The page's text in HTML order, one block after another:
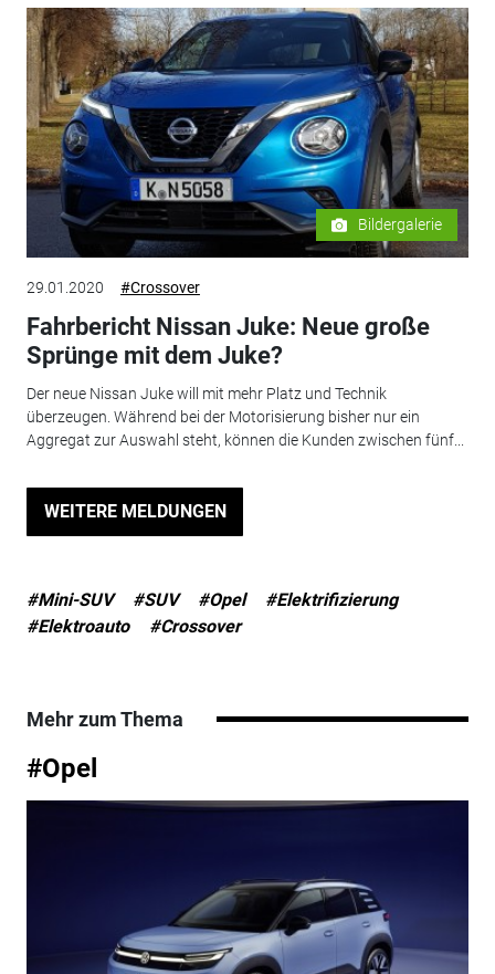
Bildergalerie
29.01.2020 #Crossover
Fahrbericht Nissan Juke: Neue große
Sprünge mit dem Juke?
Der neue Nissan Juke will mit mehr Platz und Technik
überzeugen. Während bei der Motorisierung bisher nur ein
Aggregat zur Auswahl steht, können die Kunden zwischen fünf...
WEITERE MELDUNGEN
#Mini-SUV #SUV #Opel
#Elektrifizierung
#Elektroauto
#Crossover
Mehr zum Thema
#Opel